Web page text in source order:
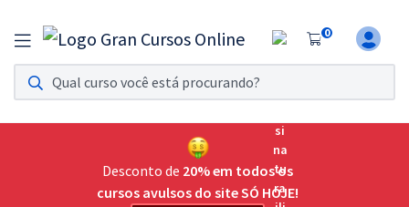
0
Assinatura Ilimitada 11
Acesso a todos os cursos. Teste grátis por 7 dias!
Assinatura OAB Até Passar
Acesso ilimitado a toda preparação para o Exame da
Desconto de 20% em todos os
cursos avulsos do site SÓ HOJE!